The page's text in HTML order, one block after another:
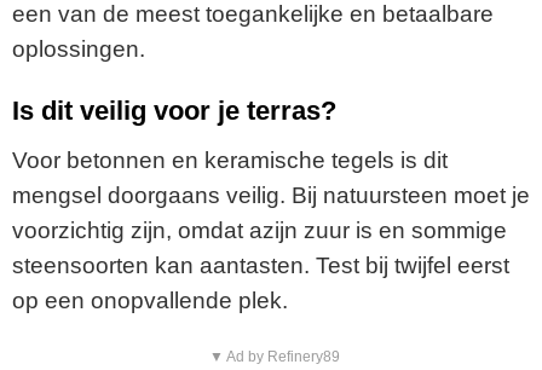
een van de meest toegankelijke en betaalbare
oplossingen.
Is dit veilig voor je terras?
Voor betonnen en keramische tegels is dit
mengsel doorgaans veilig. Bij natuursteen moet je
voorzichtig zijn, omdat azijn zuur is en sommige
steensoorten kan aantasten. Test bij twijfel eerst
op een onopvallende plek.
▼ Ad by Refinery89